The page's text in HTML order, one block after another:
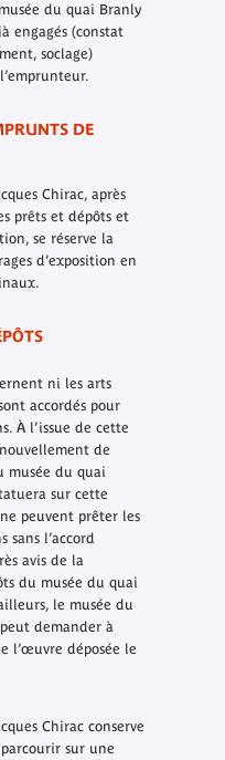
du quai Branly
engagés (constat
soclage)
DE
Chirac, après
prêts et dépôts et
se réserve la
d’exposition en
ni les arts
accordés pour
À l’issue de cette
de
musée du quai
sur cette
peuvent prêter les
l’accord
avis de la
du musée du quai
le musée du
demander à
l’œuvre déposée le
Chirac conserve
sur une